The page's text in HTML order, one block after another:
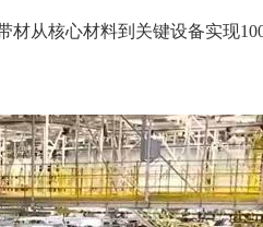
核心材料到关键设备实现